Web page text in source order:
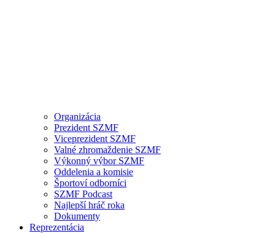
Organizácia
Prezident SZMF
Viceprezident SZMF
Valné zhromaždenie SZMF
Výkonný výbor SZMF
Oddelenia a komisie
Športoví odborníci
SZMF Podcast
Najlepší hráč roka
Dokumenty
Reprezentácia